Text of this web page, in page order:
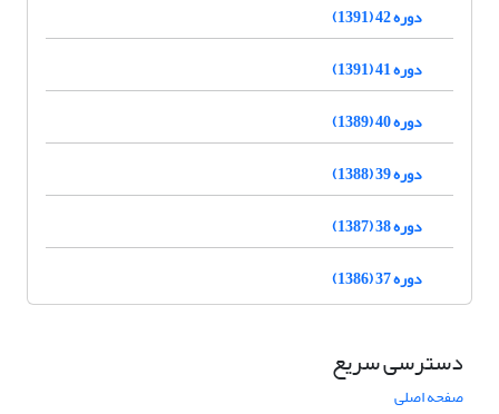
دوره 42 (1391)
دوره 41 (1391)
دوره 40 (1389)
دوره 39 (1388)
دوره 38 (1387)
دوره 37 (1386)
دسترسی سریع
صفحه اصلی